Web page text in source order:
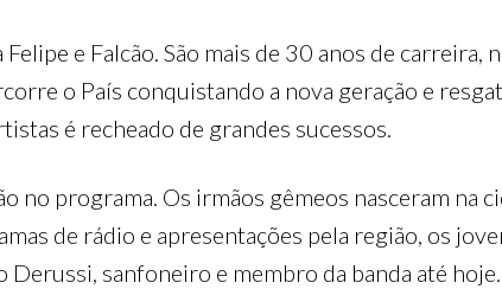
Felipe e Falcão. São mais de 30 anos de
o País conquistando a nova geração e
é recheado de grandes sucessos.
no programa. Os irmãos gêmeos nasceram na
de rádio e apresentações pela região, os
Derussi, sanfoneiro e membro da banda até